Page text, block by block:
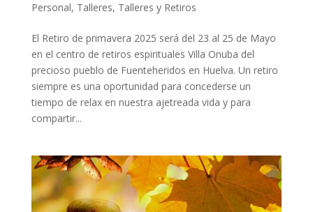
Personal, Talleres, Talleres y Retiros
El Retiro de primavera 2025 será del 23 al 25 de Mayo
en el centro de retiros espirituales Villa Onuba del
precioso pueblo de Fuenteheridos en Huelva. Un retiro
siempre es una oportunidad para concederse un
tiempo de relax en nuestra ajetreada vida y para
compartir...